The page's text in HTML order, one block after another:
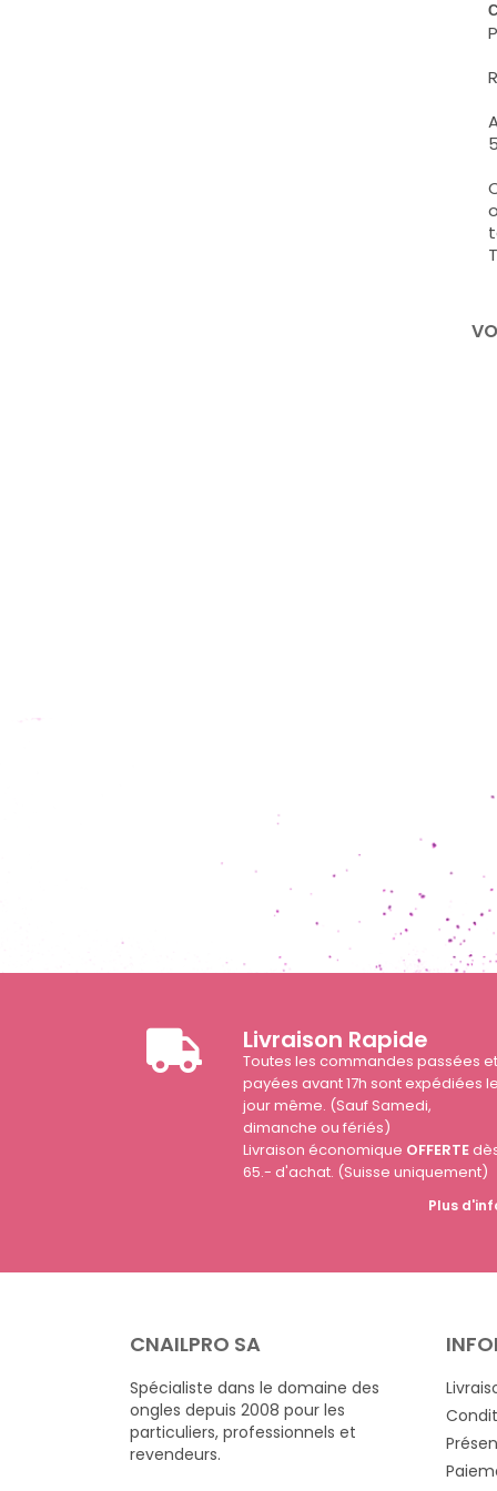
Livraison Rapide
Toutes les commandes passées et
payées avant 17h sont expédiées le
jour même. (Sauf Samedi,
dimanche ou fériés)
Livraison économique OFFERTE
65.- d'achat. (Suisse uniquement)
Plus
CNAILPRO SA
Spécialiste dans le domaine des
ongles depuis 2008 pour les
particuliers, professionnels et
revendeurs.